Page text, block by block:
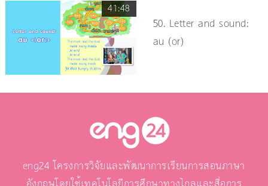
41:48
50. Letter and sound:
au (or)
eng24 โครงการวิจัยและพัฒนาการเรียนการสอนภาษา